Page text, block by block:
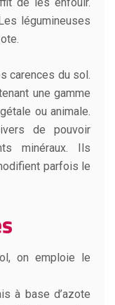
légumineuses
carences du sol.
une gamme
ou animale.
de pouvoir
minéraux. Ils
parfois le
on emploie le
à base d’azote